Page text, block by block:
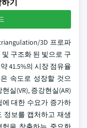
기
3D 프로파
및 구조화 된 빛으로 구
41.5%의 시장 점유율
속도로 성장할 것으
실(VR), 증강현실(AR)
대한 수요가 증가하
정보를 캡처하고 재생